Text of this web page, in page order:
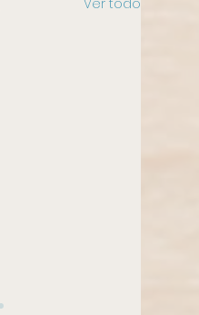
Ver todo